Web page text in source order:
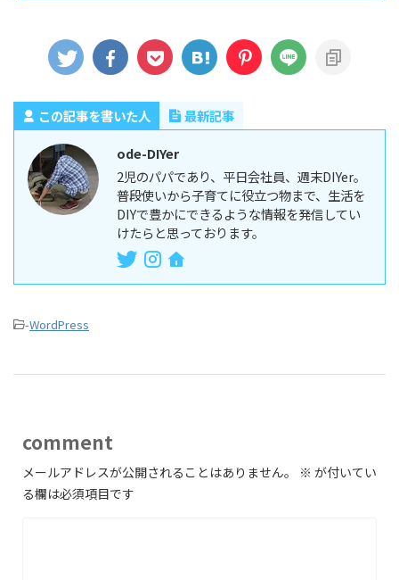
この記事を書いた人
最新記事
ode-DIYer
2児のパパであり、平日会社員、週末DIYer。
普段使いから子育てに役立つ物まで、生活を
DIYで豊かにできるような情報を発信してい
けたらと思っております。
-WordPress
comment
メールアドレスが公開されることはありません。 ※ が付いてい
る欄は必須項目です